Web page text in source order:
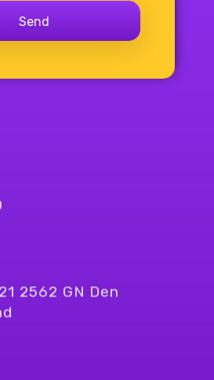
2562 GN Den